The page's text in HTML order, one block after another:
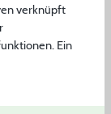
verknüpft
Ein